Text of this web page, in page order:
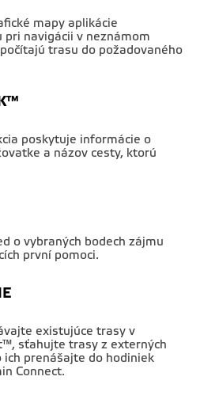
mapy aplikácie
pri navigácii v neznámom
trasu do požadovaného
poskytuje informácie o
a názov cesty, ktorú
o vybraných bodech zájmu
první pomoci.
existujúce trasy v
sťahujte trasy z externých
prenášajte do hodiniek
Connect.